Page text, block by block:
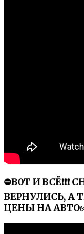
⛔️ВОТ И
ВЕРНУЛИСЬ, А
ЦЕНЫ НА